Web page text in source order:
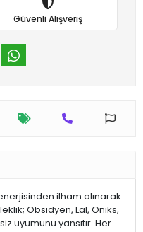
Güvenli Alışveriş
ilham alınarak
Obsidyen, Lal, Oniks,
uyumunu yansıtır. Her